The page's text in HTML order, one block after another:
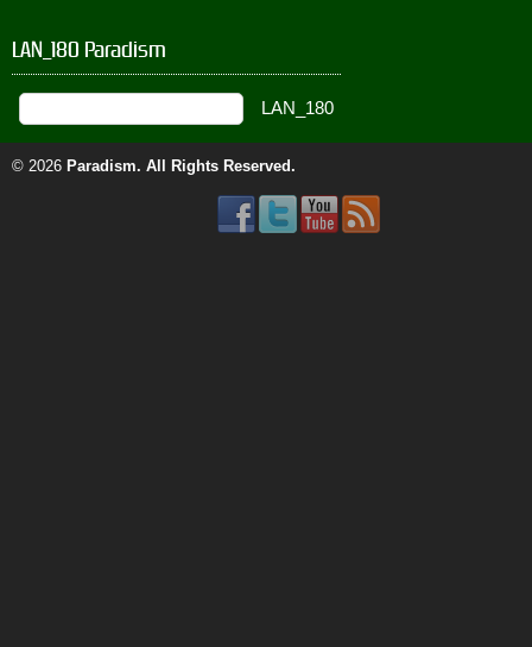
LAN_180 Paradism
© 2026 Paradism. All Rights Reserved.